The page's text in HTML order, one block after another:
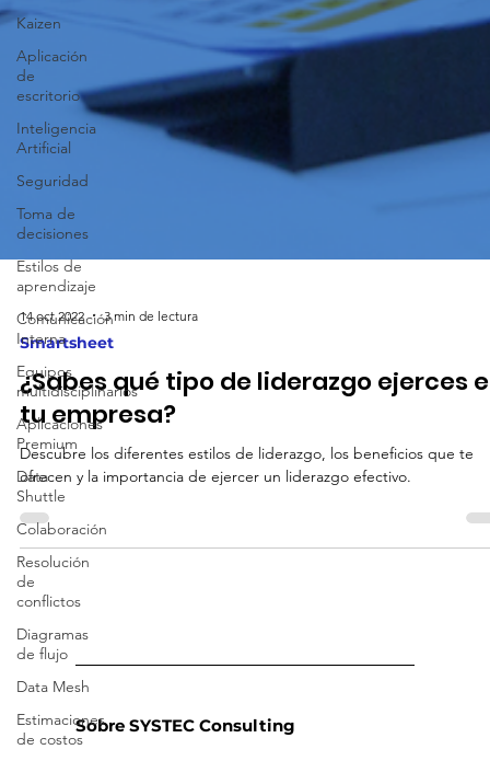
Kaizen
Aplicación
de
escritorio
Inteligencia
Artificial
Seguridad
Toma de
decisiones
Estilos de
aprendizaje
Comunicación
Interna
Equipos
multidisciplinarios
Aplicaciones
Premium
Data
Shuttle
Colaboración
Resolución
de
conflictos
Diagramas
de flujo
Data Mesh
Estimaciones
de costos
14 oct 2022
Smartsheet
¿Sabes qué tipo de liderazgo ejerces
tu empresa?
Descubre los diferentes estilos de liderazgo, los beneficios que te
ofrecen y la importancia de ejercer un liderazgo efectivo.